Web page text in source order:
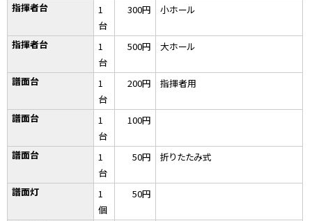
指揮者台
1
台
300円 小ホール
指揮者台
1
台
500円 大ホール
譜面台
1
台
200円 指揮者用
譜面台
1
台
100円
譜面台
1
台
50円 折りたたみ式
譜面灯
1
個
50円